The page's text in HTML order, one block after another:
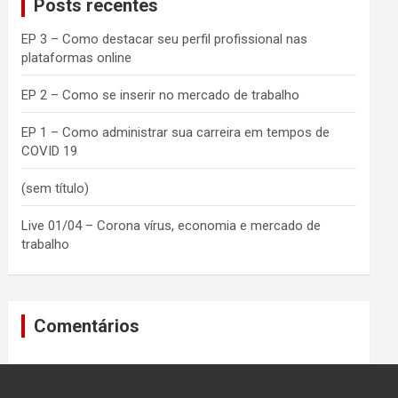
Posts recentes
EP 3 – Como destacar seu perfil profissional nas
plataformas online
EP 2 – Como se inserir no mercado de trabalho
EP 1 – Como administrar sua carreira em tempos de
COVID 19
(sem título)
Live 01/04 – Corona vírus, economia e mercado de
trabalho
Comentários